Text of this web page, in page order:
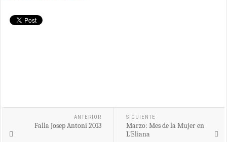
ANTERIOR
Falla Josep Antoni 2013
SIGUIENTE
Marzo: Mes de la Mujer en
L'Eliana